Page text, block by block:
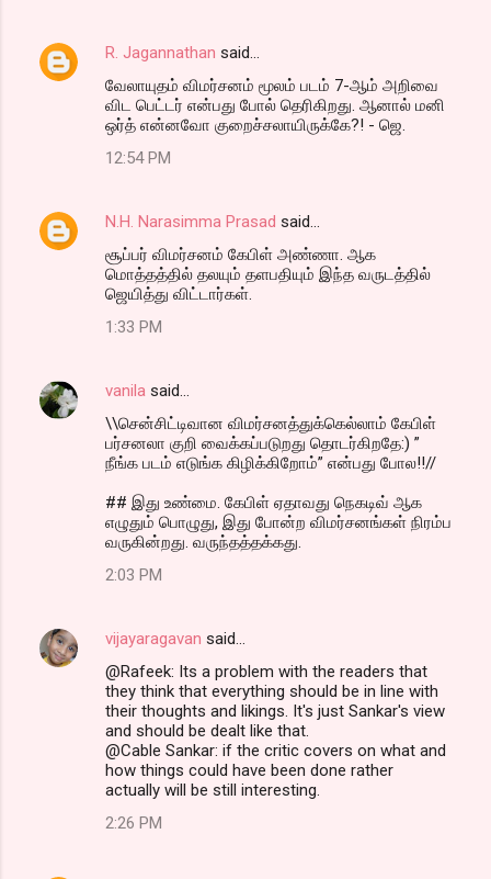
R. Jagannathan said…
வேலாயுதம் விமர்சனம் மூலம் படம் 7-ஆம் அறிவை
விட பெட்டர் என்பது போல் தெரிகிறது. ஆனால் மனி
ஒர்த் என்னவோ குறைச்சலாயிருக்கே?! - ஜெ.
12:54 PM
N.H. Narasimma Prasad said…
சூப்பர் விமர்சனம் கேபிள் அண்ணா. ஆக
மொத்தத்தில் தலயும் தளபதியும் இந்த வருடத்தில்
ஜெயித்து விட்டார்கள்.
1:33 PM
vanila said…
\\சென்சிட்டிவான விமர்சனத்துக்கெல்லாம் கேபிள்
பர்சனலா குறி வைக்கப்படுறது தொடர்கிறதே:) ”
நீங்க படம் எடுங்க கிழிக்கிறோம்” என்பது போல!!//
## இது உண்மை. கேபிள் ஏதாவது நெகடிவ் ஆக
எழுதும் பொழுது, இது போன்ற விமர்சனங்கள் நிரம்ப
வருகின்றது. வருந்தத்தக்கது.
2:03 PM
vijayaragavan said…
@Rafeek: Its a problem with the readers that
they think that everything should be in line with
their thoughts and likings. It's just Sankar's view
and should be dealt like that.
@Cable Sankar: if the critic covers on what and
how things could have been done rather
actually will be still interesting.
2:26 PM